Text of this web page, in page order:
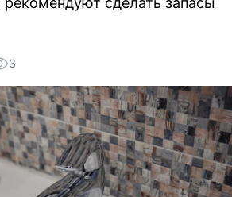
3